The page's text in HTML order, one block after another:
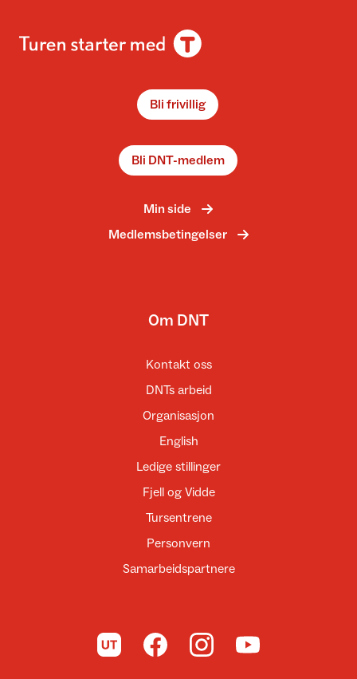
Bli frivillig
Bli DNT-medlem
Min side
Medlemsbetingelser
Om DNT
Kontakt oss
DNTs arbeid
Organisasjon
English
Ledige stillinger
Fjell og Vidde
Tursentrene
Personvern
Samarbeidspartnere
Til UT.no Til DNT på Facebook
Til DNT på Instagram
Til DNT på YouTube